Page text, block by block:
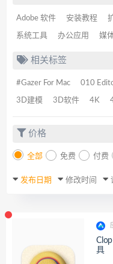
Adobe 软件 安装教程
系统工具 办公应用 媒
相关标签
#Gazer For Mac 010
3D建模 3D软件 4K
价格
全部 免费 付费
发布日期 修改时间
具